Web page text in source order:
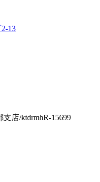
13
店/ktdrmhR-15699